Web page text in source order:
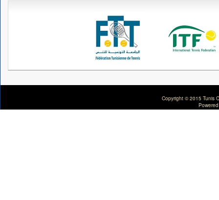
Copyright © 2015 Tunis